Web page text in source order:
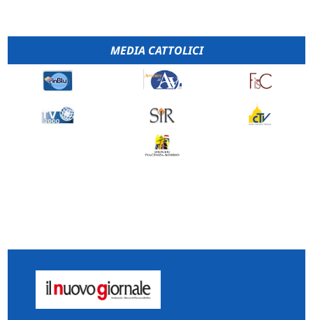
MEDIA CATTOLICI